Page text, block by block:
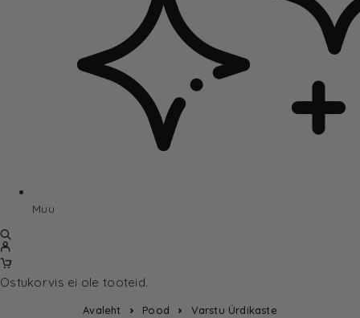
Muu
Ostukorvis ei ole tooteid.
Avaleht Pood Varstu Ürdikaste